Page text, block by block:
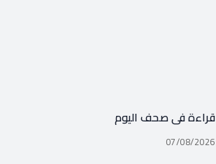
قراءة في صحف اليوم
07/08/2026